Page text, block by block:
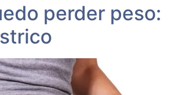
perder peso: